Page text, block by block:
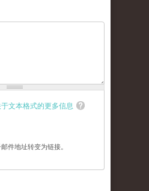
于文本格式的更多信息
件地址转变为链接。